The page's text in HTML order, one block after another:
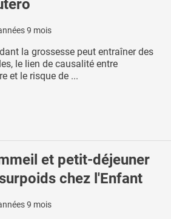
9 mois
la grossesse peut entraîner des
le lien de causalité entre
et le risque de ...
et petit-déjeuner
chez l'Enfant
9 mois